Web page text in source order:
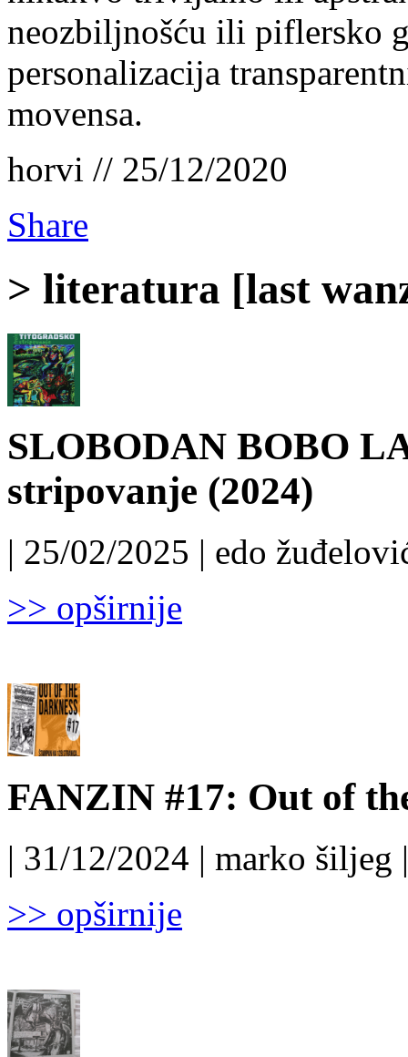
neozbiljnošću ili piflersko
personalizacija
movensa.
horvi // 25/12/2020
Share
> literatura [last
SLOBODAN BOBO
stripovanje (2024)
| 25/02/2025 | edo
>> opširnije
FANZIN #17: Out of
| 31/12/2024 | marko šiljeg |
>> opširnije